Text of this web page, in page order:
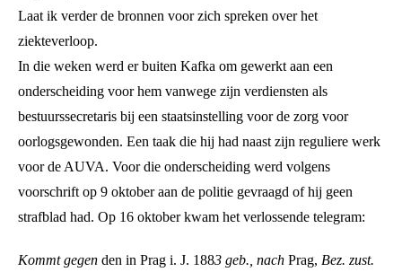
Laat ik verder de bronnen voor zich spreken over het
ziekteverloop.
In die weken werd er buiten Kafka om gewerkt aan een
onderscheiding voor hem vanwege zijn verdiensten als
bestuurssecretaris bij een staatsinstelling voor de zorg voor
oorlogsgewonden. Een taak die hij had naast zijn reguliere werk
voor de AUVA. Voor die onderscheiding werd volgens
voorschrift op 9 oktober aan de politie gevraagd of hij geen
strafblad had. Op 16 oktober kwam het verlossende telegram:
Kommt gegen den in Prag i. J. 1883 geb., nach Prag, Bez. zust.